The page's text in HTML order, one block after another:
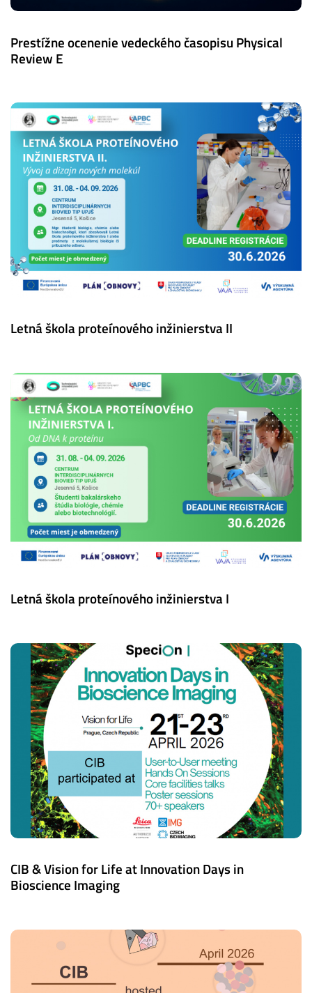
Prestížne ocenenie vedeckého časopisu Physical
Review E
Letná škola proteínového inžinierstva II
Letná škola proteínového inžinierstva I
CIB & Vision for Life at Innovation Days in
Bioscience Imaging